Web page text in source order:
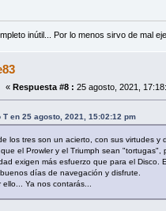
inútil... Por lo menos sirvo de mal
« Respuesta #8 : 25 agosto, 2021,
T en 25 agosto, 2021, 15:02:12 pm
los tres son un acierto, con sus virtudes y
el Prowler y el Triumph sean "tortugas",
exigen más esfuerzo que para el Disco.
días de navegación y disfrute.
ello... Ya nos contarás...